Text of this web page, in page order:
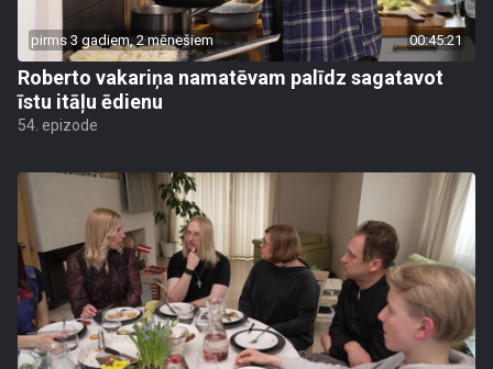
pirms 3 gadiem, 2 mēnešiem 00:45:21
Roberto vakariņa namatēvam palīdz sagatavot
īstu itāļu ēdienu
54. epizode